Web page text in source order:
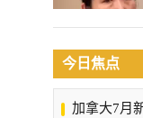
今日焦点
加拿大7月